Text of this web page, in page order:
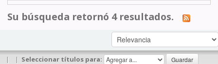
Su búsqueda retornó 4 resultados.
| | Seleccionar títulos para: